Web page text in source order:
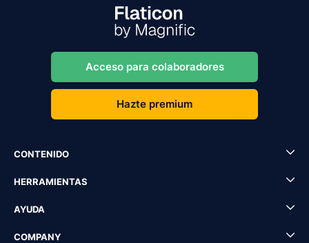
Acceso para colaboradores
Hazte premium
CONTENIDO
HERRAMIENTAS
AYUDA
COMPANY